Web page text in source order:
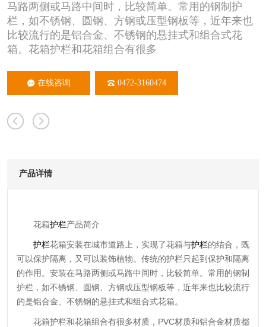
马路两侧或马路中间时，比较简单。常用的钢制护
栏，如不锈钢、圆钢、方钢或压型钢板等，近年来也
比较流行的是铝合金、不锈钢的悬挂式和组合式花
箱。花箱护栏和花箱组合有很多
在线咨询 0472-3160474
产品详情
花箱护栏产品简介
护栏花箱安装在城市道路上，实现了花箱与护栏的结合，既
可以保护隔离，又可以装饰植物。传统的护栏只起到保护和隔离
的作用。安装在马路两侧或马路中间时，比较简单。常用的钢制
护栏，如不锈钢、圆钢、方钢或压型钢板等，近年来也比较流行
的是铝合金、不锈钢的悬挂式和组合式花箱。
花箱护栏和花箱组合有很多材质，PVC材质和铝合金材质都